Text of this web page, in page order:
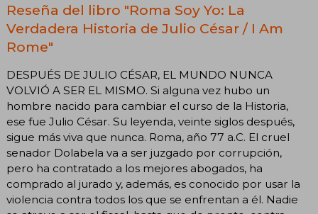
Reseña del libro "Roma Soy Yo: La
Verdadera Historia de Julio César / I Am
Rome"
DESPUÉS DE JULIO CÉSAR, EL MUNDO NUNCA
VOLVIÓ A SER EL MISMO. Si alguna vez hubo un
hombre nacido para cambiar el curso de la Historia,
ese fue Julio César. Su leyenda, veinte siglos después,
sigue más viva que nunca. Roma, año 77 a.C. El cruel
senador Dolabela va a ser juzgado por corrupción,
pero ha contratado a los mejores abogados, ha
comprado al jurado y, además, es conocido por usar la
violencia contra todos los que se enfrentan a él. Nadie